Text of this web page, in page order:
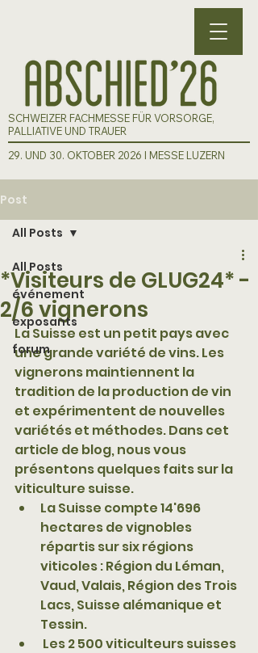
SCHWEIZER FACHMESSE FÜR VORSORGE,
PALLIATIVE UND TRAUER
29. UND 30. OKTOBER 2026 I MESSE LUZERN
Post
All Posts
événement
exposants
forum
All Posts
*Visiteurs de GLUG24* -
2/6 vignerons
La Suisse est un petit pays avec
une grande variété de vins. Les
vignerons maintiennent la
tradition de la production de vin
et expérimentent de nouvelles
variétés et méthodes. Dans cet
article de blog, nous vous
présentons quelques faits sur la
viticulture suisse.
La Suisse compte 14'696
hectares de vignobles
répartis sur six régions
viticoles : Région du Léman,
Vaud, Valais, Région des Trois
Lacs, Suisse alémanique et
Tessin.